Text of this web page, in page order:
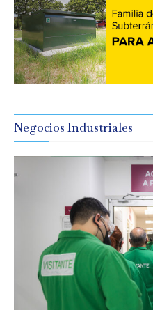
Negocios Industriales